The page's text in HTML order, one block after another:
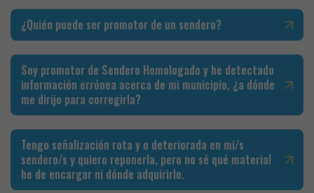
¿Quién puede ser promotor de un sendero?
Soy promotor de Sendero Homologado y he detectado
información errónea acerca de mi municipio, ¿a dónde
me dirijo para corregirla?
Tengo señalización rota y o deteriorada en mi/s
sendero/s y quiero reponerla, pero no sé qué material
he de encargar ni dónde adquirirlo.